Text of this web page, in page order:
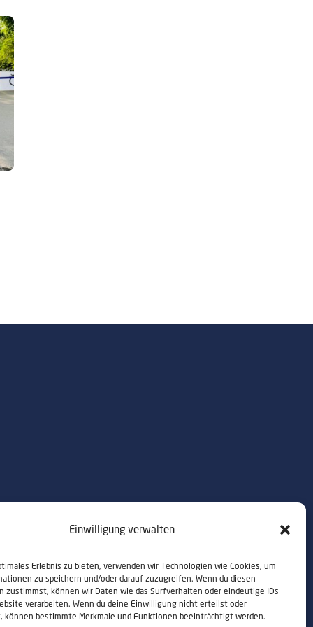
Einwilligung verwalten
Erlebnis zu bieten, verwenden wir Technologien wie Cookies, um
zu speichern und/oder darauf zuzugreifen. Wenn du diesen
zustimmst, können wir Daten wie das Surfverhalten oder eindeutige IDs
verarbeiten. Wenn du deine Einwilligung nicht erteilst oder
können bestimmte Merkmale und Funktionen beeinträchtigt werden.